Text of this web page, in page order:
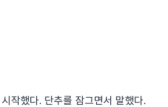
작했다. 단추를 잠그면서 말했다.